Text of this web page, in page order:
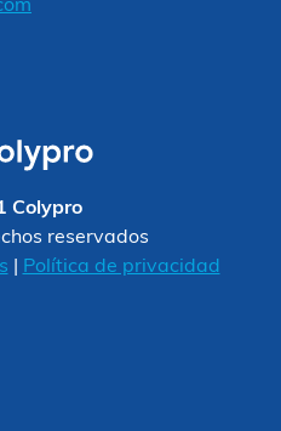
Colypro
reservados
Política de privacidad